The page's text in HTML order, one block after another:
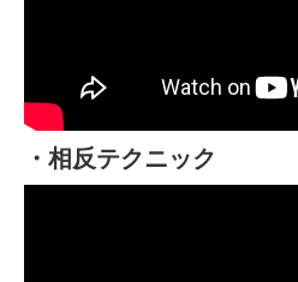
・相反テクニック